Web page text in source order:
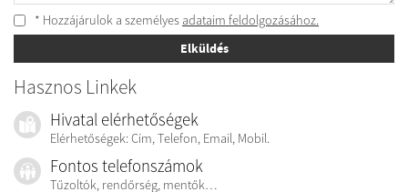
* Hozzájárulok a személyes adataim feldolgozásához.
Elküldés
Hasznos Linkek
Hivatal elérhetőségek
Elérhetőségek: Cím, Telefon, Email, Mobil.
Fontos telefonszámok
Tűzoltók, rendőrség, mentők…